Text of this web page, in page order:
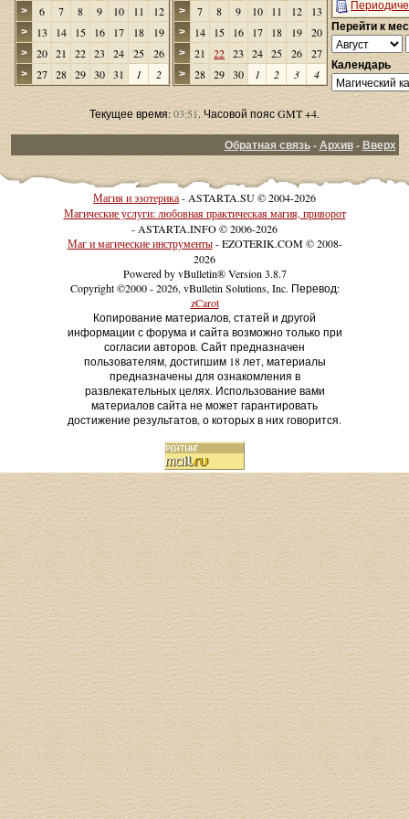
> 6 7 8 9 10 11 12
> 13 14 15 16 17 18 19
> 20 21 22 23 24 25 26
> 27 28 29 30 31 1 2
> 7 8 9 10 11 12 13
> 14 15 16 17 18 19 20
> 21 22 23 24 25 26 27
> 28 29 30 1 2 3 4
Перейти к
Календарь
Текущее время:03:51. Часовой пояс GMT +4.
Обратная связь-Архив-Вверх
Магия и эзотерика- ASTARTA.SU © 2004-2026
Магические услуги: любовная практическая магия, приворот
- ASTARTA.INFO © 2006-2026
Маг и магические инструменты- EZOTERIK.COM © 2008-
2026
Powered by vBulletin® Version 3.8.7
Copyright ©2000 - 2026, vBulletin Solutions, Inc. Перевод:
zCarot
Копирование материалов, статей и другой
информации с форума и сайта возможно только при
согласии авторов. Сайт предназначен
пользователям, достигшим 18 лет, материалы
предназначены для ознакомления в
развлекательных целях. Использование вами
материалов сайта не может гарантировать
достижение результатов, о которых в них говорится.